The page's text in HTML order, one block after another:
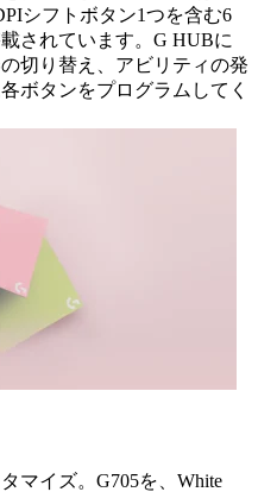
シフトボタン1つを含む6
されています。G HUBに
切り替え、アビリティの発
ボタンをプログラムしてく
マイズ。G705を、White